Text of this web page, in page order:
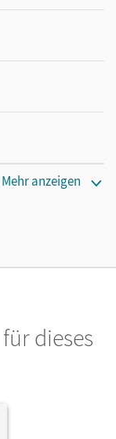
Hoffmann,
Mehr anzeigen
dieses